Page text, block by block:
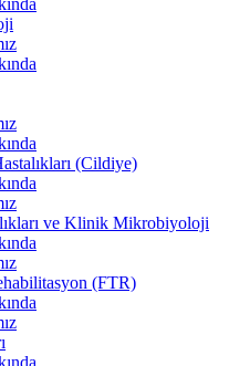
(Cildiye)
ve Klinik Mikrobiyoloji
(FTR)